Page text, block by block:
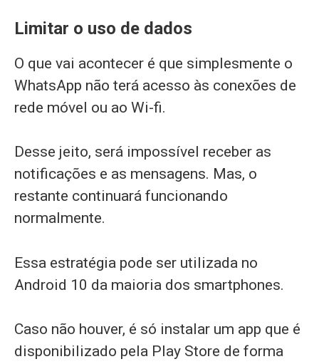
Limitar o uso de dados
O que vai acontecer é que simplesmente o
WhatsApp não terá acesso às conexões de
rede móvel ou ao Wi-fi.
Desse jeito, será impossível receber as
notificações e as mensagens. Mas, o
restante continuará funcionando
normalmente.
Essa estratégia pode ser utilizada no
Android 10 da maioria dos smartphones.
Caso não houver, é só instalar um app que é
disponibilizado pela Play Store de forma